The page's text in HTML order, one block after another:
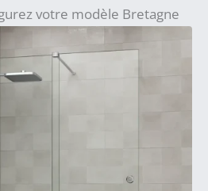
votre modèle Bretagne